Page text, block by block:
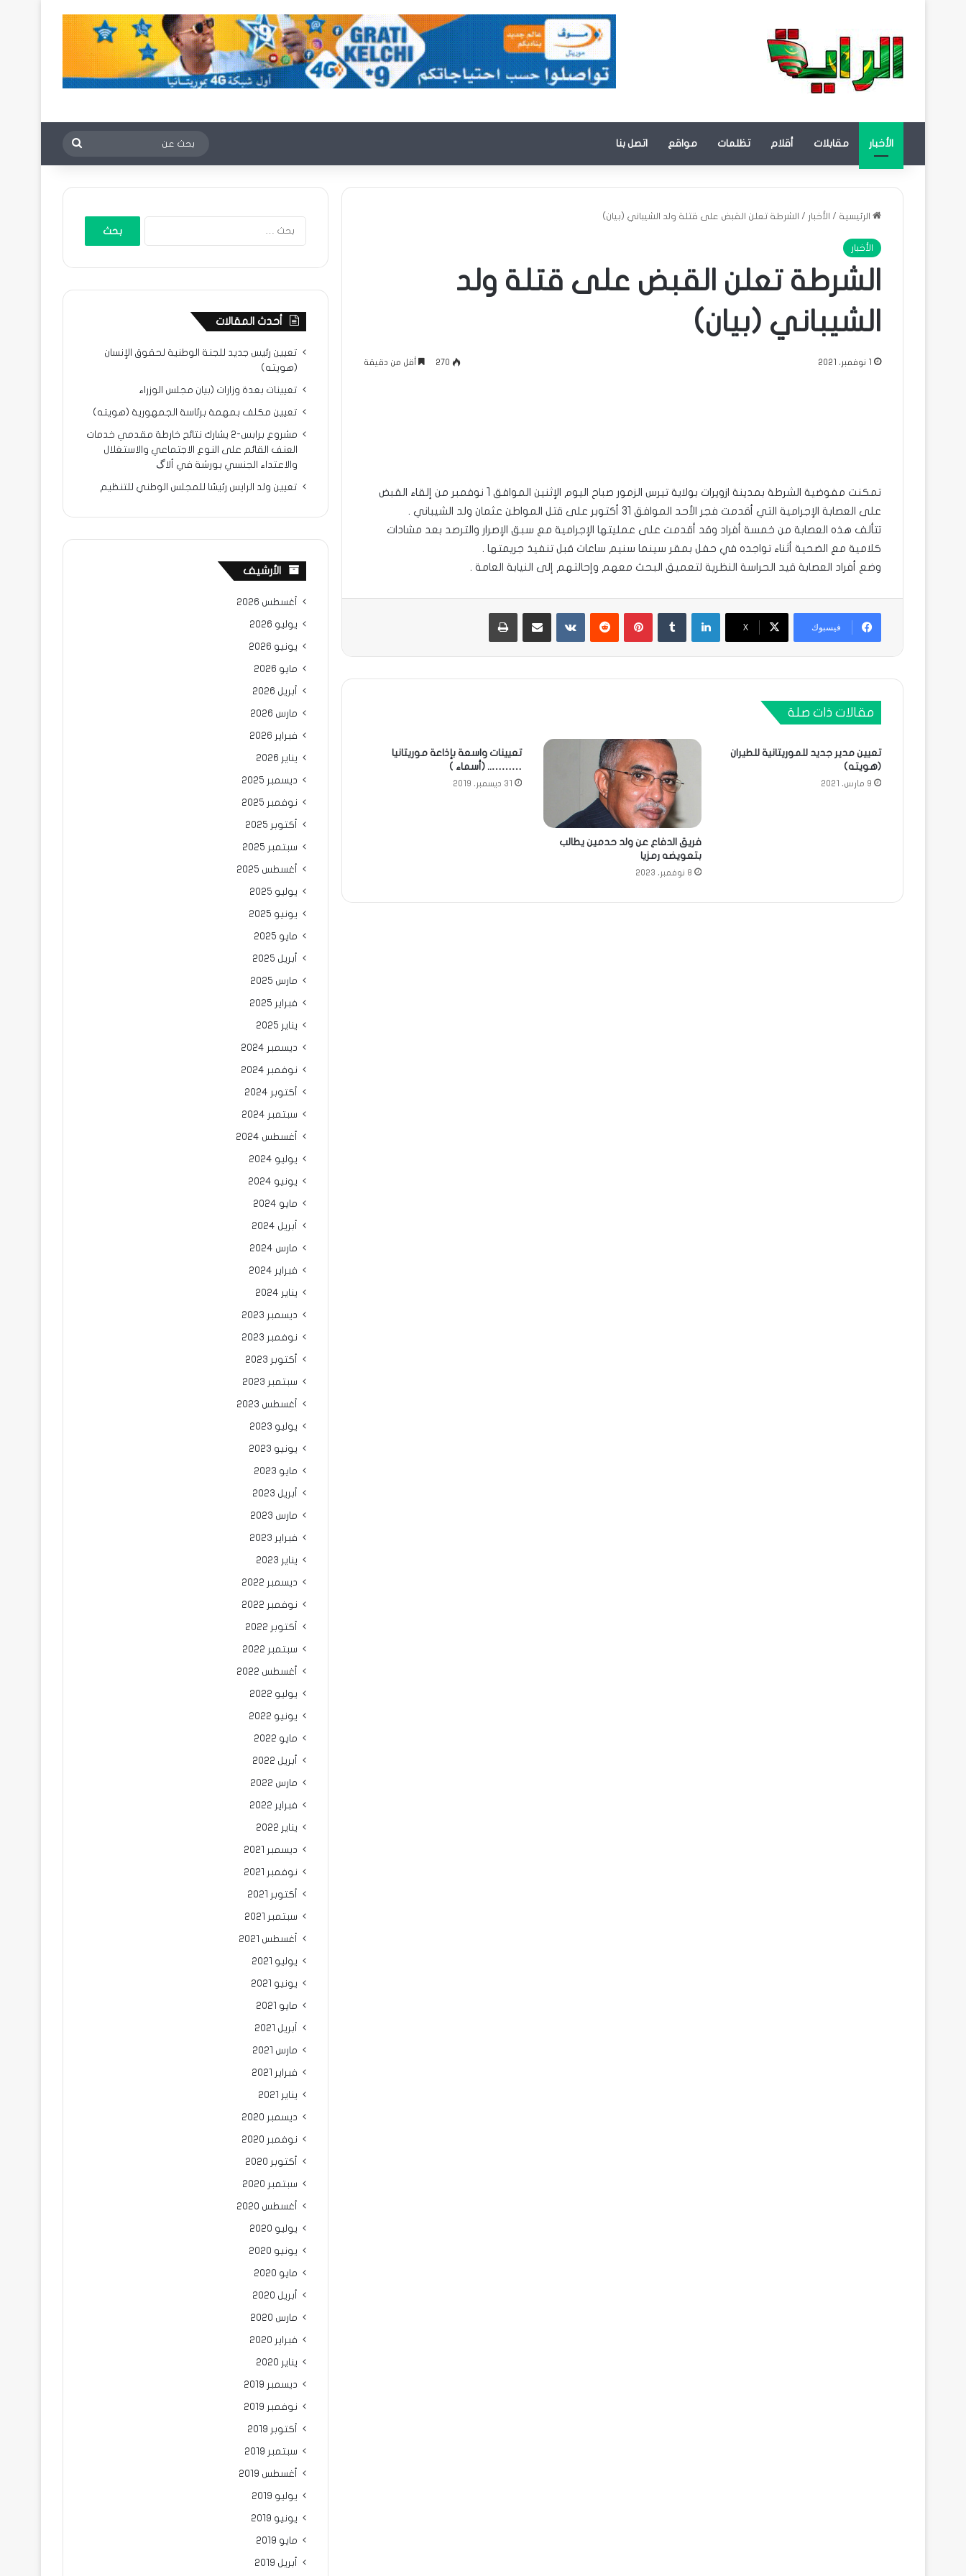
الأخبار مقابلات أقلام تظلمات مواقع اتصل بنا بحث
عن
الرئيسية / الأخبار / الشرطة تعلن القبض على قتلة ولد الشيباني (بيان)
الأخبار
الشرطة تعلن القبض على قتلة ولد
الشيباني (بيان)
1 نوفمبر، 2021 270 أقل من دقيقة
تمكنت مفوضية الشرطة بمدينة ازويرات بولاية تيرس الزمور صباح اليوم الإثنين الموافق 1 نوفمبر من إلقاء القبض
على العصابة الإجرامية التي أقدمت فجر الأحد الموافق 31 أكتوبر على قتل المواطن عثمان ولد الشيباني .
تتألف هذه العصابة من خمسة أفراد وقد أقدمت على عمليتها الإجرامية مع سبق الإصرار والترصد بعد مشادات
كلامية مع الضحية أثناء تواجده في حفل بمقر سينما سنيم ساعات قبل تنفيذ جريمتها .
وضع أفراد العصابة قيد الحراسة النظرية لتعميق البحث معهم وإحالتهم إلى النيابة العامة .
فيسبوك X
لينكدإن بينتيريست مشاركة عبر البريد طباعة
مقالات ذات صلة
تعيين مدير جديد للموريتانية للطيران
(هويته)
9 مارس، 2021
فريق الدفاع عن ولد حدمين يطالب
بتعويضه رمزيا
8 نوفمبر، 2023
تعيينات واسعة بإذاعة موريتانيا
……….. (أسماء )
31 ديسمبر، 2019
أحدث المقالات
تعيين رئيس جديد للجنة الوطنية لحقوق الإنسان
(هويته)
تعيينات بعدة وزارات (بيان مجلس الوزراء
تعيين مكلف بمهمة برئاسة الجمهورية (هويته)
مشروع برابس-2 يشارك نتائح خارطة مقدمي خدمات
العنف القائم على النوع الاجتماعي والاستغلال
والاعتداء الجنسي بورشة في ألاگ
تعيين ولد الرايس رئيسًا للمجلس الوطني للتنظيم
الأرشيف
أغسطس 2026
يوليو 2026
يونيو 2026
مايو 2026
أبريل 2026
مارس 2026
فبراير 2026
يناير 2026
ديسمبر 2025
نوفمبر 2025
أكتوبر 2025
سبتمبر 2025
أغسطس 2025
يوليو 2025
يونيو 2025
مايو 2025
أبريل 2025
مارس 2025
فبراير 2025
يناير 2025
ديسمبر 2024
نوفمبر 2024
أكتوبر 2024
سبتمبر 2024
أغسطس 2024
يوليو 2024
يونيو 2024
مايو 2024
أبريل 2024
مارس 2024
فبراير 2024
يناير 2024
ديسمبر 2023
نوفمبر 2023
أكتوبر 2023
سبتمبر 2023
أغسطس 2023
يوليو 2023
يونيو 2023
مايو 2023
أبريل 2023
مارس 2023
فبراير 2023
يناير 2023
ديسمبر 2022
نوفمبر 2022
أكتوبر 2022
سبتمبر 2022
أغسطس 2022
يوليو 2022
يونيو 2022
مايو 2022
أبريل 2022
مارس 2022
فبراير 2022
يناير 2022
ديسمبر 2021
نوفمبر 2021
أكتوبر 2021
سبتمبر 2021
أغسطس 2021
يوليو 2021
يونيو 2021
مايو 2021
أبريل 2021
مارس 2021
فبراير 2021
يناير 2021
ديسمبر 2020
نوفمبر 2020
أكتوبر 2020
سبتمبر 2020
أغسطس 2020
يوليو 2020
يونيو 2020
مايو 2020
أبريل 2020
مارس 2020
فبراير 2020
يناير 2020
ديسمبر 2019
نوفمبر 2019
أكتوبر 2019
سبتمبر 2019
أغسطس 2019
يوليو 2019
يونيو 2019
مايو 2019
أبريل 2019